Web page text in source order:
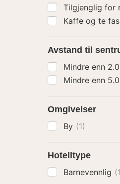
Tilgjenglig for
Kaffe og te
Avstand til
Mindre enn
Mindre enn
Omgivelser
By (1)
Hotelltype
Barnevennlig